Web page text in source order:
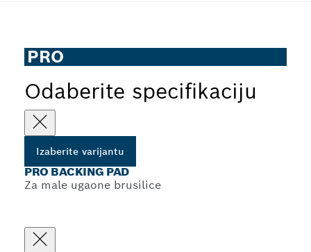
PRO
Odaberite specifikaciju
Izaberite varijantu
PRO BACKING PAD
Za male ugaone brusilice